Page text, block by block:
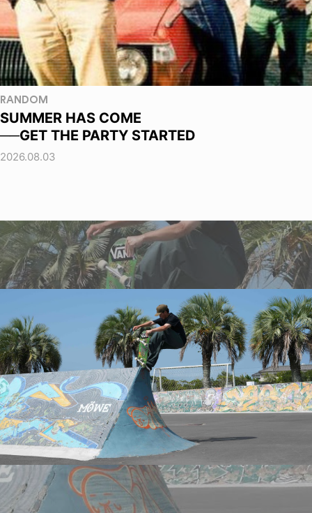
RANDOM
SUMMER HAS COME
──GET THE PARTY STARTED
2026.08.03